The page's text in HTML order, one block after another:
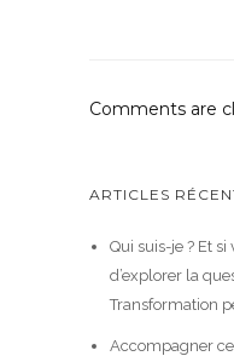
Comments are
ARTICLES
Qui suis-je ? Et
d’explorer la
Transformation
Accompagner